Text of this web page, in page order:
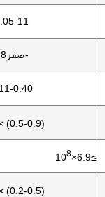
11
-صفر18
0.40
(0.5-0.9) × 10
≥6.9×10
8
(0.2-0.5) × 10